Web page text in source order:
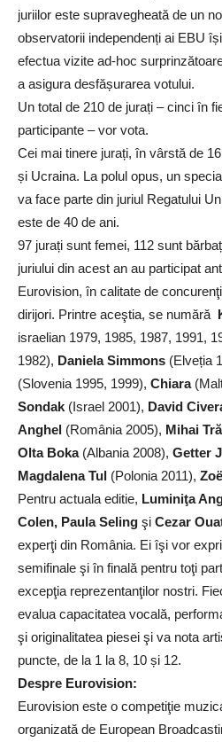
juriilor este supravegheată de un
observatorii independenți ai EBU
efectua vizite ad-hoc
a asigura desfășurarea votului.
Un total de 210 de jurați – cinci în
participante – vor vota.
Cei mai tinere jurați, în vârstă de
și Ucraina. La polul opus, un
va face parte din juriul Regatului
este de 40 de ani.
97 jurați sunt femei, 112 sunt
juriului din acest an au participat
Eurovision, în calitate de
dirijori. Printre aceştia, se numără
israelian 1979, 1985, 1987, 1991,
1982), Daniela Simmons (Elveția
(Slovenia 1995, 1999), Chiara
Sondak (Israel 2001), David
Anghel (România 2005), Mihai
Olta Boka(Albania 2008), Getter
Magdalena Tul (Polonia 2011), Zoë
Pentru actuala editie, Luminiţa
Colen, Paula Seling şi Cezar
experţi din România. Ei îşi vor
semifinale şi în finală pentru toţi
excepţia reprezentanţilor nostri.
evalua capacitatea vocală,
şi originalitatea piesei şi va nota
puncte, de la 1 la 8, 10 și 12.
Despre Eurovision:
Eurovision este o competiţie
organizată de European